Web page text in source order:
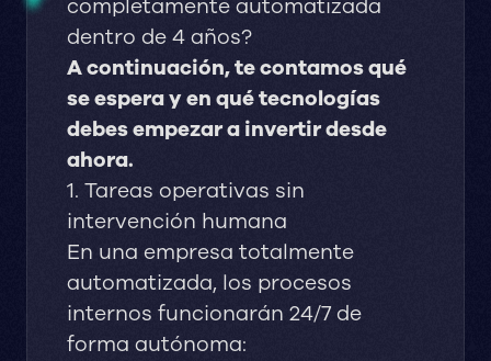
completamente automatizada
dentro de 4 años?
A continuación, te contamos qué
se espera y en qué tecnologías
debes empezar a invertir desde
ahora.
1. Tareas operativas sin
intervención humana
En una empresa totalmente
automatizada, los procesos
internos funcionarán 24/7 de
forma autónoma: